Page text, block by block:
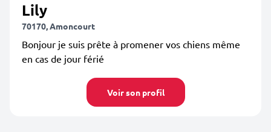
Lily
70170, Amoncourt
Bonjour je suis prête à promener vos chiens même
en cas de jour férié
Voir son profil